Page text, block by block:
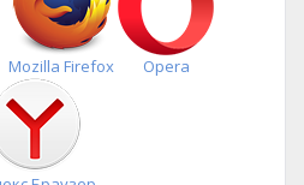
Быстрая
установка
Mozilla Firefox Opera